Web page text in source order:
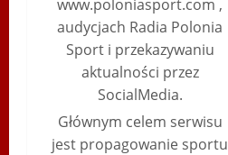
www.poloniasport.com ,
audycjach Radia Polonia
Sport i przekazywaniu
aktualności przez
SocialMedia.
Głównym celem serwisu
jest propagowanie sportu